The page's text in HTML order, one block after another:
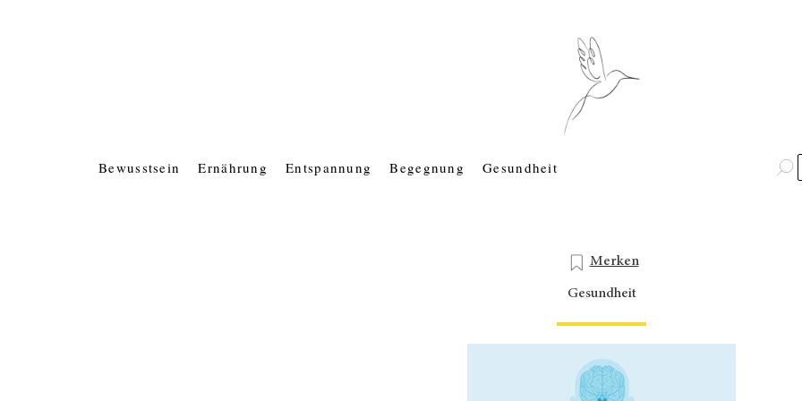
Bewusstsein Ernährung Entspannung Begegnung Gesundheit
Merken
Gesundheit